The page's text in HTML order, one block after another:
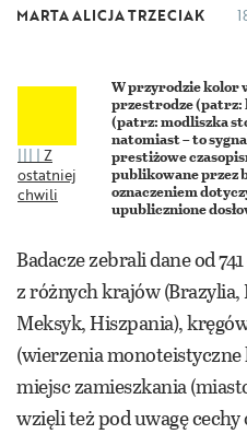
MARTA ALICJA TRZECIAK
||| Z
ostatniej
chwili
W przyrodzie kolor
przestrodze (patrz:
(patrz: modliszka
natomiast – to
prestiżowe
publikowane przez
oznaczeniem
upublicznione
Badacze zebrali dane od
z różnych krajów (Brazylia,
Meksyk, Hiszpania),
(wierzenia
miejsc zamieszkania
wzięli też pod uwagę